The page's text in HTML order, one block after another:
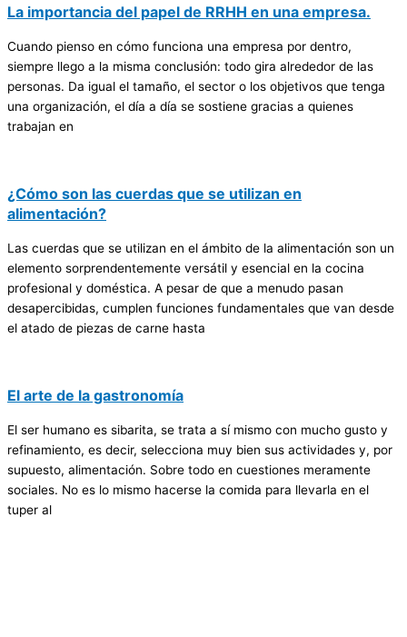
La importancia del papel de RRHH en una empresa.
Cuando pienso en cómo funciona una empresa por dentro,
siempre llego a la misma conclusión: todo gira alrededor de las
personas. Da igual el tamaño, el sector o los objetivos que tenga
una organización, el día a día se sostiene gracias a quienes
trabajan en
¿Cómo son las cuerdas que se utilizan en
alimentación?
Las cuerdas que se utilizan en el ámbito de la alimentación son un
elemento sorprendentemente versátil y esencial en la cocina
profesional y doméstica. A pesar de que a menudo pasan
desapercibidas, cumplen funciones fundamentales que van desde
el atado de piezas de carne hasta
El arte de la gastronomía
El ser humano es sibarita, se trata a sí mismo con mucho gusto y
refinamiento, es decir, selecciona muy bien sus actividades y, por
supuesto, alimentación. Sobre todo en cuestiones meramente
sociales. No es lo mismo hacerse la comida para llevarla en el
tuper al